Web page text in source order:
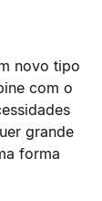
novo tipo
com o
grande
forma